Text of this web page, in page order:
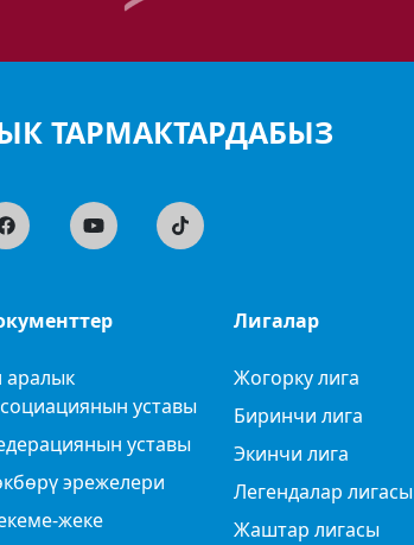
ТАРМАКТАРДАБЫЗ
аралык
уставы
уставы
эрежелери
жеке
Лигалар
Жогорку лига
Биринчи лига
Экинчи лига
Легендалар лигасы
Жаштар лигасы